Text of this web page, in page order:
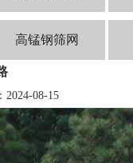
高锰钢筛网
08-15